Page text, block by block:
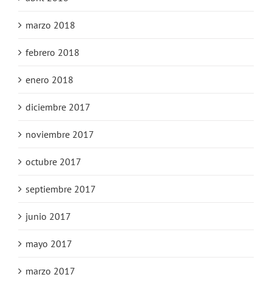
marzo 2018
febrero 2018
enero 2018
diciembre 2017
noviembre 2017
octubre 2017
septiembre 2017
junio 2017
mayo 2017
marzo 2017